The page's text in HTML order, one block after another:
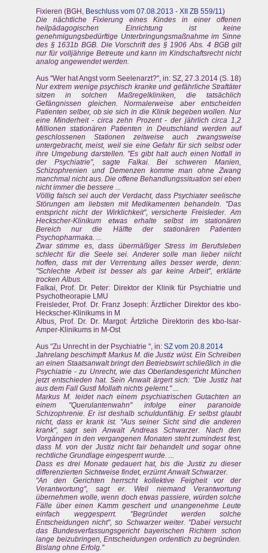
Fixieren (BGH, Beschluss vom 07.08.2013 - XII ZB 559/11)
Die nächtliche Fixierung eines Kindes in einer offenen
heilpädagogischen Einrichtung ist keine
genehmigungsbedürftige Unterbringungsmaßnahme im Sinne
des § 1631b BGB. Die Vorschrift des § 1906 Abs. 4 BGB gilt
nur für volljährige Betreute und kann im Kindschaftsrecht nicht
analog angewendet werden.
Aus "Wer hat Angst vorm Seelenarzt?", in: SZ, 27.3.2014 (S. 18)
Nur extrem wenige psychisch kranke und gefährliche Straftäter
sitzen in solchen Maßregelkliniken, die tatsächlich
Gefängnissen gleichen. Normalerweise aber entscheiden
Patienten selber, ob sie sich in die Klinik begeben wollen. Nur
eine Minderheit - circa zehn Prozent - der jährlich circa 1,2
Millionen stationären Patienten in Deutschland werden auf
geschlossenen Stationen zeitweise auch zwangsweise
untergebracht, meist, weil sie eine Gefahr für sich selbst oder
ihre Umgebung darstellen. "Es gibt halt auch einen Notfall in
der Psychiatrie", sagte Falkai. Bei schweren Manien,
Schizophrenien und Demenzen komme man ohne Zwang
manchmal nicht aus. Die offene Behandlungssituation sei eben
nicht immer die bessere ...
Völlig falsch sei auch der Verdacht, dass Psychiater seelische
Störungen am liebsten mit Medikamenten behandeln. "Das
entspricht nicht der Wirklichkeit", versicherte Freisleder. Am
Heckscher-Klinikum etwas erhalte selbst im stationären
Bereich nur die Hälfte der stationären Patienten
Psychopharmaka. ...
Zwar stimme es, dass übermäßiger Stress im Berufsleben
schlecht für die Seele sei. Anderer solle man lieber niicht
hoffen, dass mit der Verrentung alles besser werde, denn:
"Schlechte Arbeit ist besser als gar keine Arbeit", erklärte
trocken Albus.
Falkai, Prof. Dr. Peter: Direktor der Klinik für Psychiatrie und
Psychotheorapie LMU
Freisleder, Prof. Dr. Franz Joseph: Ärztlicher Direktor des kbo-
Heckscher-Klinikums in M
Albus, Prof. Dr. Dr. Margot: Ärtzliche Direktorin des kbo-Isar-
Amper-Klinikums in M-Ost
Aus "Zu Unrecht in der Psychiatrie ", in: SZ vom 20.8.2014
Jahrelang beschimpft Markus M. die Justiz wüst. Ein Schreiben
an einen Staatsanwalt bringt den Betriebswirt schließlich in die
Psychiatrie - zu Unrecht, wie das Oberlandesgericht München
jetzt entschieden hat. Sein Anwalt ärgert sich: "Die Justiz hat
aus dem Fall Gustl Mollath nichts gelernt." ...
Markus M. leidet nach einem psychiatrischen Gutachten an
einem "Querulantenwahn" infolge einer paranoide
Schizophrenie. Er ist deshalb schuldunfähig. Er selbst glaubt
nicht, dass er krank ist. "Aus seiner Sicht sind die anderen
krank", sagt sein Anwalt Andreas Schwarzer. Nach den
Vorgängen in den vergangenen Monaten steht zumindest fest,
dass M. von der Justiz nicht fair behandelt und sogar ohne
rechtliche Grundlage eingesperrt wurde. ...
Dass es drei Monate gedauert hat, bis die Justiz zu dieser
differenzierten Sichtweise findet, erzürnt Anwalt Schwarzer.
"An den Gerichten herrscht kollektive Feigheit vor der
Verantwortung", sagt er. Weil niemand Verantwortung
übernehmen wolle, wenn doch etwas passiere, würden solche
Fälle über einen Kamm geschert und unangenehme Leute
einfach weggesperrt. "Begründet werden solche
Entscheidungen nicht", so Schwarzer weiter. "Dabei versucht
das Bundesverfassungsgericht bayerischen Richtern schon
lange beizubringen, Entscheidungen ordentlich zu begründen.
Bislang ohne Erfolg."